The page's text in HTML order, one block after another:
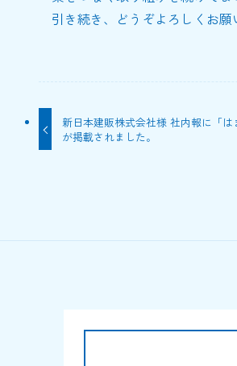
引き続き、どうぞよろしくお願
新日本建販株式会社様 社内報に「は
が掲載されました。